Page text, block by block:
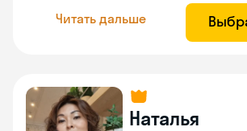
Читать дальше
Наталья